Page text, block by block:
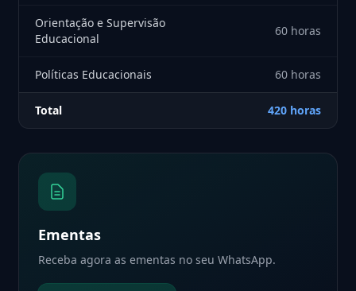
Orientação e Supervisão
Educacional
60 horas
Políticas Educacionais 60 horas
Total 420 horas
Ementas
Receba agora as ementas no seu WhatsApp.